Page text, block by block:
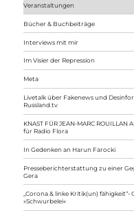
Veranstaltungen
Bücher & Buchbeiträge
Interviews mit mir
Im Visier der Repression
Meta
Livetalk über Fakenews und
Russland.tv
KNAST FÜR JEAN-MARC
für Radio Flora
In Gedenken an Harun Farocki
Presseberichterstattung zu einer
Gera
„Corona & linke Kritik(un) fähigkeit“-
»Schwurbelei«